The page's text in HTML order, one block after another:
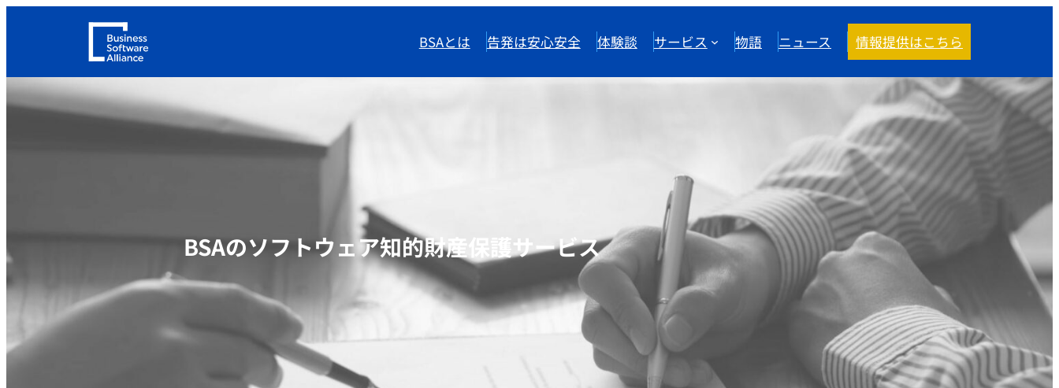
ス
キ
BSAとは 告発は安心安全 体験談 サービス 物語 ニュース 情報提供はこちら
BSAのソフトウェア知的財産保護サービス